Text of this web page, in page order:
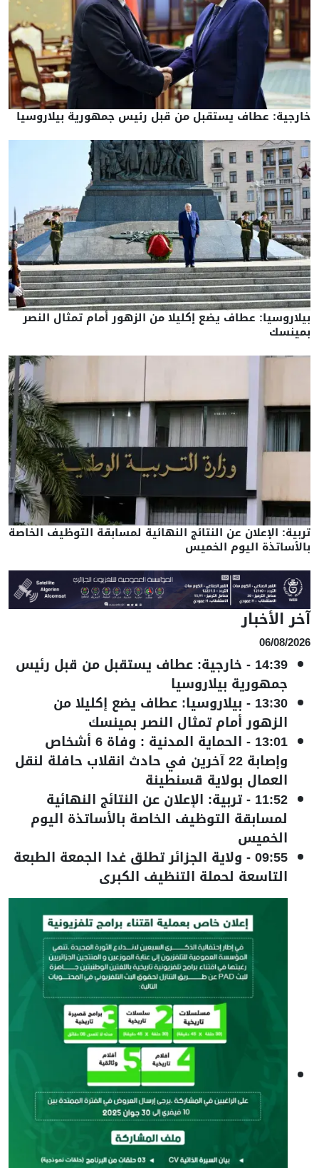
خارجية: عطاف يستقبل من قبل رئيس جمهورية بيلاروسيا
بيلاروسيا: عطاف يضع إكليلا من الزهور أمام تمثال النصر
بمينسك
تربية: الإعلان عن النتائج النهائية لمسابقة التوظيف الخاصة
بالأساتذة اليوم الخميس
آخر الأخبار
06/08/2026
14:39
- خارجية: عطاف يستقبل من قبل رئيس
جمهورية بيلاروسيا
13:30
- بيلاروسيا: عطاف يضع إكليلا من
الزهور أمام تمثال النصر بمينسك
13:01
- الحماية المدنية : وفاة 6 أشخاص
وإصابة 22 آخرين في حادث انقلاب حافلة لنقل
العمال بولاية قسنطينة
11:52
-تربية: الإعلان عن النتائج النهائية
لمسابقة التوظيف الخاصة بالأساتذة اليوم
الخميس
09:55
- ولاية الجزائر تطلق غدا الجمعة الطبعة
التاسعة لحملة التنظيف الكبرى